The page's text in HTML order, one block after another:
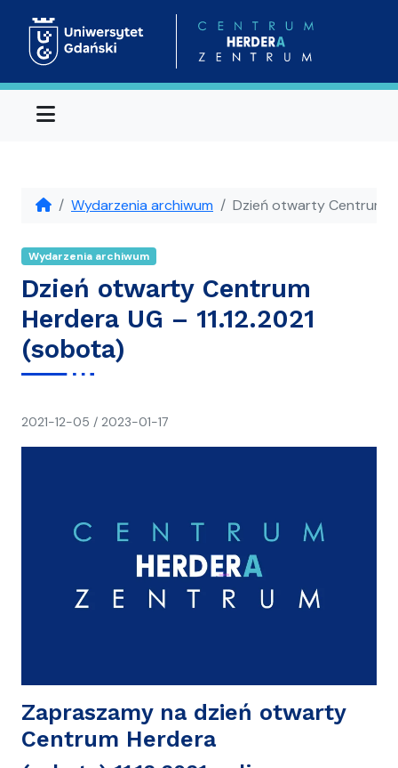
Menu
Wydarzenia archiwum Dzień otwarty Centrum
Wydarzenia archiwum
Dzień otwarty Centrum
Herdera UG – 11.12.2021
(sobota)
2021-12-05 / 2023-01-17
Zapraszamy na dzień otwarty
Centrum Herdera